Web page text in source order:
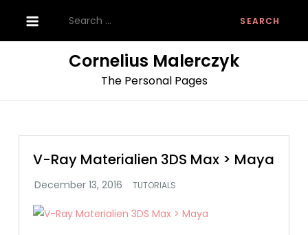
content
for:
Cornelius Malerczyk
The Personal Pages
V-Ray Materialien 3DS Max > Maya
TUTORIALS